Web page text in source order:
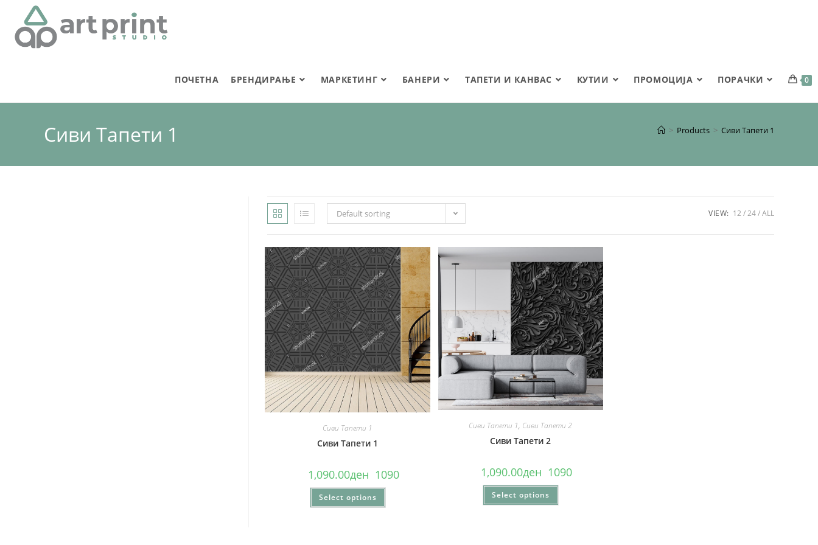
ПОЧЕТНА БРЕНДИРАЊЕ МАРКЕТИНГ БАНЕРИ ТАПЕТИ И КАНВАС КУТИИ ПРОМОЦИЈА ПОРАЧКИ 0
Сиви Тапети 1 > Products > Сиви Тапети 1
Default sorting VIEW: 12 24 ALL
Сиви Тапети 1
Сиви Тапети 1
1,090.00ден 1090
Select options
Сиви Тапети 1, Сиви Тапети 2
Сиви Тапети 2
1,090.00ден 1090
Select options